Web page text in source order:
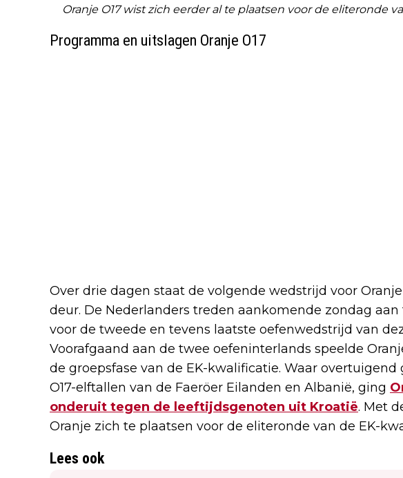
Oranje O17 wist zich eerder al te plaatsen voor de eliteronde
Programma en uitslagen Oranje O17
Over drie dagen staat de volgende wedstrijd voor Oranje
deur. De Nederlanders treden aankomende zondag aan
voor de tweede en tevens laatste oefenwedstrijd van
Voorafgaand aan de twee oefeninterlands speelde
de groepsfase van de EK-kwalificatie. Waar
O17-elftallen van de Faeröer Eilanden en Albanië, ging
onderuit tegen de leeftijdsgenoten uit Kroatië. Met
Oranje zich te plaatsen voor de eliteronde van de EK-
Lees ook